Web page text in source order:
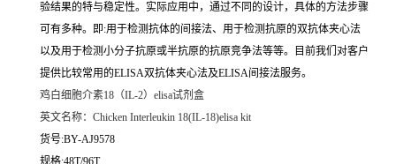
验结果的特与稳定性。实际应用中，通过不同的设计，具体的方法步骤
可有多种。即:用于检测抗体的间接法、用于检测抗原的双抗体夹心法
以及用于检测小分子抗原或半抗原的抗原竞争法等等。目前我们对客户
提供比较常用的ELISA双抗体夹心法及ELISA间接法服务。
鸡白细胞介素18（IL-2）elisa试剂盒
英文名称： Chicken Interleukin 18(IL-18)elisa kit
货号:BY-AJ9578